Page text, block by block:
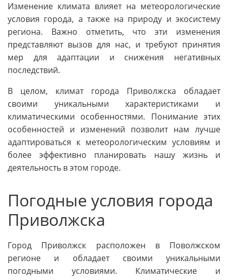
Изменение климата влияет на метеорологические
условия города, а также на природу и экосистему
региона. Важно отметить, что эти изменения
представляют вызов для нас, и требуют принятия
мер для адаптации и снижения негативных
последствий.
В целом, климат города Приволжска обладает
своими уникальными характеристиками и
климатическими особенностями. Понимание этих
особенностей и изменений позволит нам лучше
адаптироваться к метеорологическим условиям и
более эффективно планировать нашу жизнь и
деятельность в этом городе.
Погодные условия города
Приволжска
Город Приволжск расположен в Поволжском
регионе и обладает своими уникальными
погодными условиями. Климатические и